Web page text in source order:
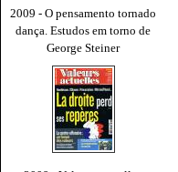
2009 - O pensamento tornado
dança. Estudos em torno de
George Steiner